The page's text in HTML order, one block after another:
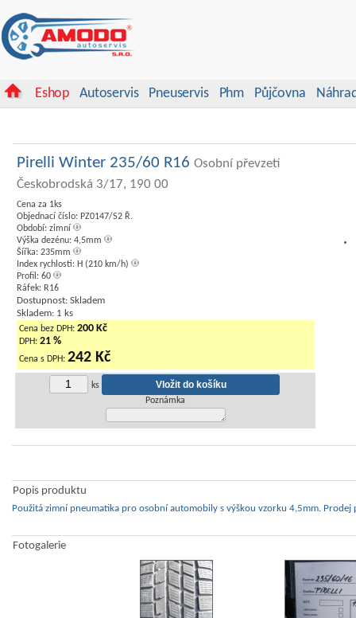
Eshop Autoservis Pneuservis Phm Půjčovna
Pirelli Winter 235/60 R16 Osobní převzetí
Českobrodská 3/17, 190 00
Cena za 1ks
Objednací číslo: PZ0147/S2 Ř.
Období: zimní
Výška dezénu: 4,5mm
Šířka: 235mm
Index rychlosti: H (210 km/h)
Profil: 60
Ráfek: R16
Dostupnost: Skladem
Skladem: 1 ks
Cena bez DPH: 200 Kč
DPH: 21 %
Cena s DPH: 242 Kč
ks
Poznámka
Popis produktu
Použitá zimní pneumatika pro osobní automobily s výškou vzorku 4,5mm. Prodej
Fotogalerie